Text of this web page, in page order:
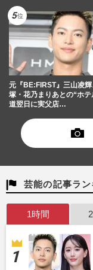
元『BE:FIRST』三山凌
塚・花乃まりあとの“ホテ
道翌日に実父店…
芸能の記事ラ
1時間